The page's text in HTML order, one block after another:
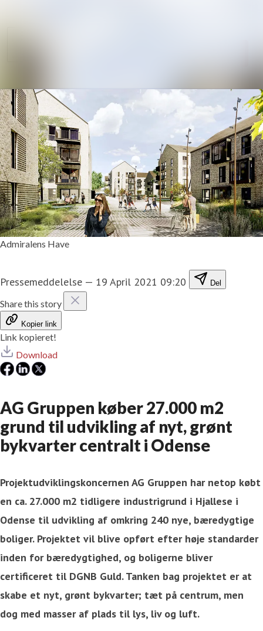
Admiralens Have
Pressemeddelelse — 19 April 2021 09:20 Del
Share this story
Kopier link
Link kopieret!
Download
AG Gruppen køber 27.000 m2
grund til udvikling af nyt, grønt
bykvarter centralt i Odense
Projektudviklingskoncernen AG Gruppen har netop købt
en ca. 27.000 m2 tidligere industrigrund i Hjallese i
Odense til udvikling af omkring 240 nye, bæredygtige
boliger. Projektet vil blive opført efter høje standarder
inden for bæredygtighed, og boligerne bliver
certificeret til DGNB Guld. Tanken bag projektet er at
skabe et nyt, grønt bykvarter; tæt på centrum, men
dog med masser af plads til lys, liv og luft.